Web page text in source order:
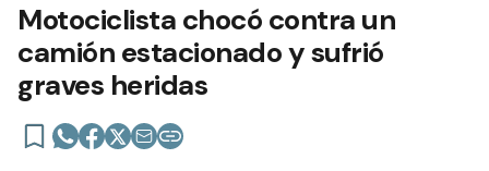
Motociclista chocó contra un
camión estacionado y sufrió
graves heridas